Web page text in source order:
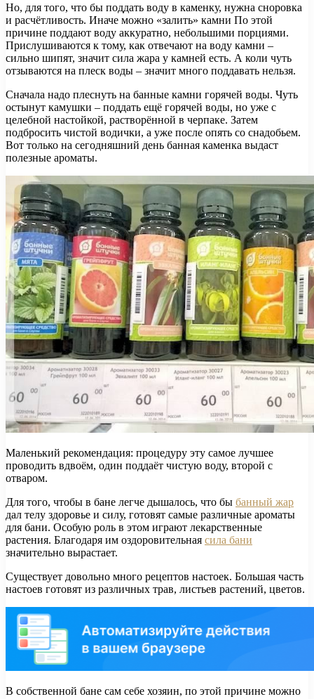
Но, для того, что бы поддать воду в каменку, нужна сноровка
и расчётливость. Иначе можно «залить» камни По этой
причине поддают воду аккуратно, небольшими порциями.
Прислушиваются к тому, как отвечают на воду камни –
сильно шипят, значит сила жара у камней есть. А коли чуть
отзываются на плеск воды – значит много поддавать нельзя.
Сначала надо плеснуть на банные камни горячей воды. Чуть
остынут камушки – поддать ещё горячей воды, но уже с
целебной настойкой, растворённой в черпаке. Затем
подбросить чистой водички, а уже после опять со снадобьем.
Вот только на сегодняшний день банная каменка выдаст
полезные ароматы.
Маленький рекомендация: процедуру эту самое лучшее
проводить вдвоём, один поддаёт чистую воду, второй с
отваром.
Для того, чтобы в бане легче дышалось, что бы банный жар
дал телу здоровье и силу, готовят самые различные ароматы
для бани. Особую роль в этом играют лекарственные
растения. Благодаря им оздоровительная сила бани
значительно вырастает.
Существует довольно много рецептов настоек. Большая часть
настоев готовят из различных трав, листьев растений, цветов.
В собственной бане сам себе хозяин, по этой причине можно